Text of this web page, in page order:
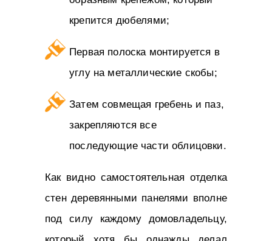
крепится дюбелями;
Первая полоска монтируется в
углу на металлические скобы;
Затем совмещая гребень и паз,
закрепляются все
последующие части облицовки.
Как видно самостоятельная отделка
стен деревянными панелями вполне
под силу каждому домовладельцу,